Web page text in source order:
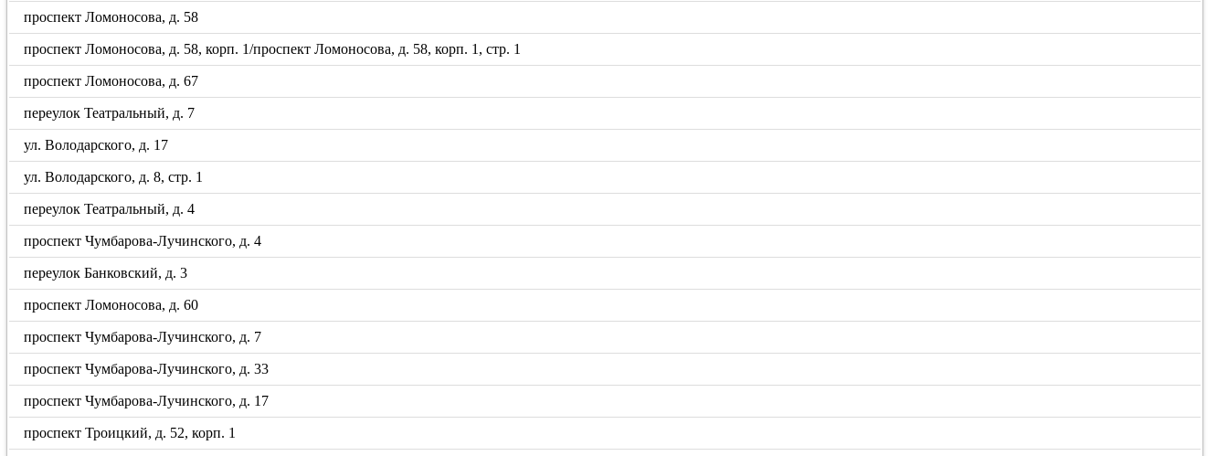
проспект Ломоносова, д. 58
проспект Ломоносова, д. 58, корп. 1/проспект Ломоносова, д. 58, корп. 1, стр. 1
проспект Ломоносова, д. 67
переулок Театральный, д. 7
ул. Володарского, д. 17
ул. Володарского, д. 8, стр. 1
переулок Театральный, д. 4
проспект Чумбарова-Лучинского, д. 4
переулок Банковский, д. 3
проспект Ломоносова, д. 60
проспект Чумбарова-Лучинского, д. 7
проспект Чумбарова-Лучинского, д. 33
проспект Чумбарова-Лучинского, д. 17
проспект Троицкий, д. 52, корп. 1